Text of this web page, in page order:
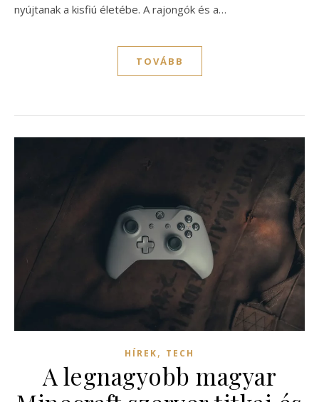
nyújtanak a kisfiú életébe. A rajongók és a…
TOVÁBB
HÍREK, TECH
A legnagyobb magyar